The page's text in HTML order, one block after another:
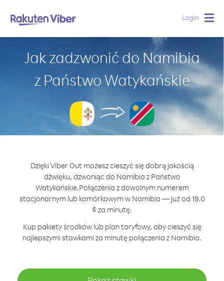
Login
Jak zadzwonić do Namibia
z Państwo Watykańskie
Dzięki Viber Out możesz cieszyć się dobrą jakością
dźwięku, dzwoniąc do Namibia z Państwo
Watykańskie.Połączenia z dowolnym numerem
stacjonarnym lub komórkowym w Namibia — już od 19.0
¢ za minutę.
Kup pakiety środków lub plan taryfowy, aby cieszyć się
najlepszymi stawkami za minutę połączenia z Namibia.